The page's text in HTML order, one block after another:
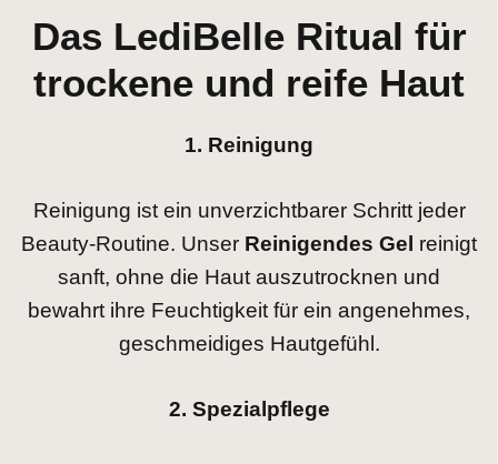
Cleane Inhaltsstoffe
Das LediBelle Ritual für
trockene und reife Haut
1. Reinigung
Reinigung ist ein unverzichtbarer Schritt jeder
Beauty-Routine. Unser Reinigendes Gel reinigt
sanft, ohne die Haut auszutrocknen und
bewahrt ihre Feuchtigkeit für ein angenehmes,
geschmeidiges Hautgefühl.
2. Spezialpflege